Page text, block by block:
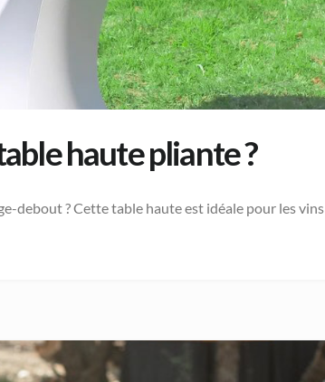
haute pliante ?
debout ? Cette table haute est idéale pour les vins